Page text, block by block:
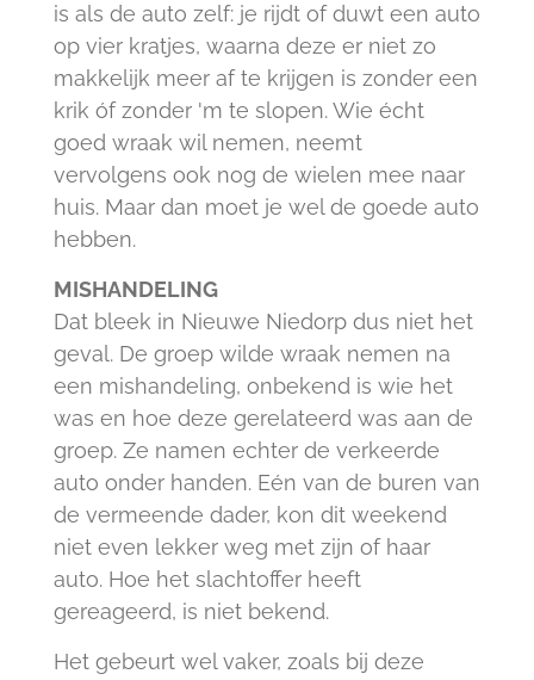
is als de auto zelf: je rijdt of duwt een auto
op vier kratjes, waarna deze er niet zo
makkelijk meer af te krijgen is zonder een
krik óf zonder 'm te slopen. Wie écht
goed wraak wil nemen, neemt
vervolgens ook nog de wielen mee naar
huis. Maar dan moet je wel de goede auto
hebben.
MISHANDELING
Dat bleek in Nieuwe Niedorp dus niet het
geval. De groep wilde wraak nemen na
een mishandeling, onbekend is wie het
was en hoe deze gerelateerd was aan de
groep. Ze namen echter de verkeerde
auto onder handen. Eén van de buren van
de vermeende dader, kon dit weekend
niet even lekker weg met zijn of haar
auto. Hoe het slachtoffer heeft
gereageerd, is niet bekend.
Het gebeurt wel vaker, zoals bij deze